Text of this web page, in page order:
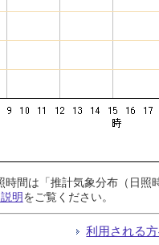
間は「推計気象分布（日
明をご覧ください。
利用される